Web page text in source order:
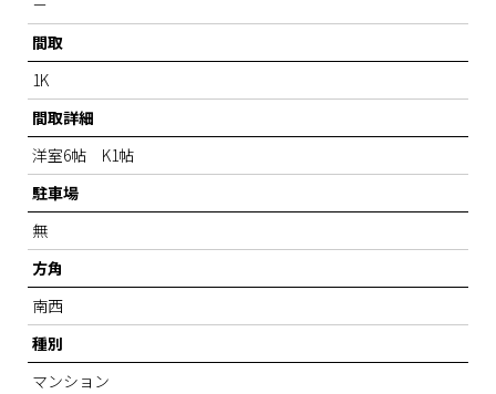
－
間取
1K
間取詳細
洋室6帖 K1帖
駐車場
無
方角
南西
種別
マンション